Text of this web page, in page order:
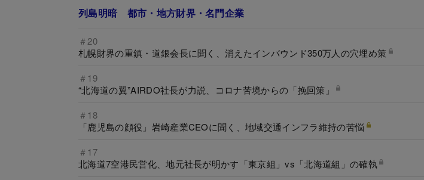
列島明暗 都市・地方財界・名門企業
＃20
札幌財界の重鎮・道銀会長に聞く、消えたインバウンド350万人の穴埋め策
＃19
“北海道の翼”AIRDO社長が力説、コロナ苦境からの「挽回策」
＃18
「鹿児島の顔役」岩崎産業CEOに聞く、地域交通インフラ維持の苦悩
＃17
北海道7空港民営化、地元社長が明かす「東京組」vs「北海道組」の確執